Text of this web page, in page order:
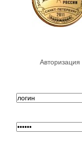
Авторизация